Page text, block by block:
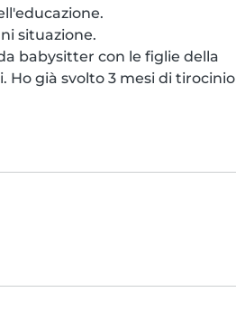
situazione.
babysitter con le figlie della
già svolto 3 mesi di tirocinio